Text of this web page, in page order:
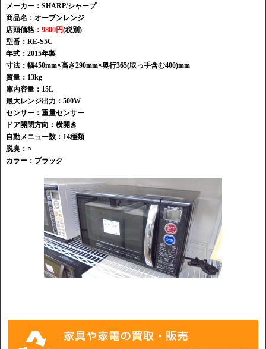
メーカー：SHARP/シャープ
商品名：オーブンレンジ
店頭価格： 9800円(税別)
型番：RE-S5C
年式：2015年製
寸法：幅450mm×高さ290mm×奥行365(取っ手含む400)mm
質量：13kg
庫内容量：15L
最大レンジ出力：500W
センサー：重量センサー
ドア開閉方向：横開き
自動メニュー数：14種類
脱臭：○
カラー：ブラック